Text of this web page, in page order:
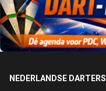
NEDERLANDSE DARTERS